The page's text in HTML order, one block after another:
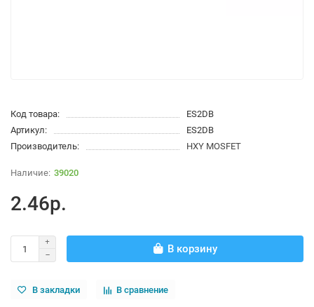
Код товара:
ES2DB
Артикул:
ES2DB
Производитель:
HXY MOSFET
39020
2.46р.
В корзину
В закладки В сравнение